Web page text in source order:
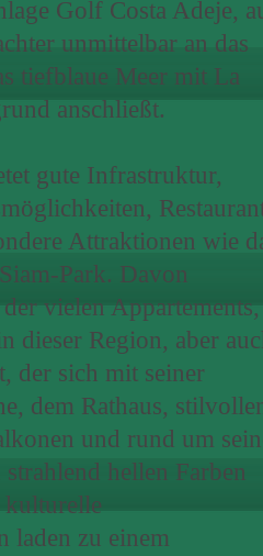
Golf Costa Adeje,
unmittelbar an das
tiefblaue Meer mit La
anschließt.
gute Infrastruktur,
Attraktionen wie
Park. Davon
vielen Appartements,
dieser Region, aber
der sich mit seiner
dem Rathaus,
und rund um
hellen Farben
kulturelle
laden zu einem